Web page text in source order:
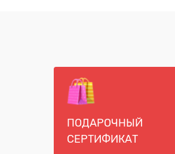
ПОДАРОЧНЫЙ
СЕРТИФИКАТ